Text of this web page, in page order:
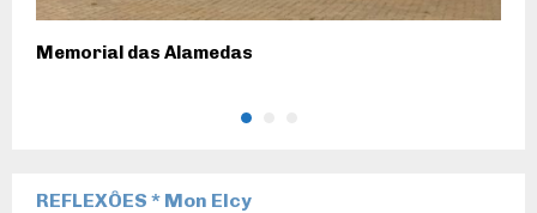
Memorial das Alamedas
REFLEXÔES * Mon Elcy